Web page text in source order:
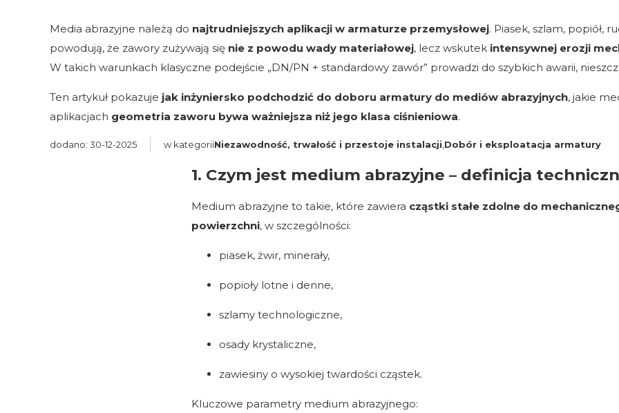
Media abrazyjne należą do najtrudniejszych aplikacji w armaturze przemysłowej. Piasek, szlam, popiół,
powodują, że zawory zużywają się nie z powodu wady materiałowej, lecz wskutek intensywnej erozji
W takich warunkach klasyczne podejście „DN/PN + standardowy zawór” prowadzi do szybkich awarii,
Ten artykuł pokazuje jak inżyniersko podchodzić do doboru armatury do mediów abrazyjnych, jakie
aplikacjach geometria zaworu bywa ważniejsza niż jego klasa ciśnieniowa.
dodano: 30-12-2025 w kategoriiNiezawodność, trwałość i przestoje instalacji Dobór i eksploatacja armatury
1. Czym jest medium abrazyjne – definicja
Medium abrazyjne to takie, które zawiera cząstki stałe zdolne do
powierzchni, w szczególności:
piasek, żwir, minerały,
popioły lotne i denne,
szlamy technologiczne,
osady krystaliczne,
zawiesiny o wysokiej twardości cząstek.
Kluczowe parametry medium abrazyjnego: